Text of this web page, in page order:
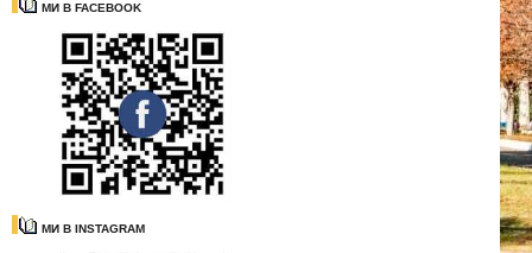
МИ В FACEBOOK
МИ В INSTAGRAM